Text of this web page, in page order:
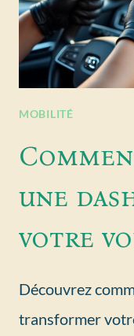
MOBILITÉ
une
votre
Découvrez
transformer